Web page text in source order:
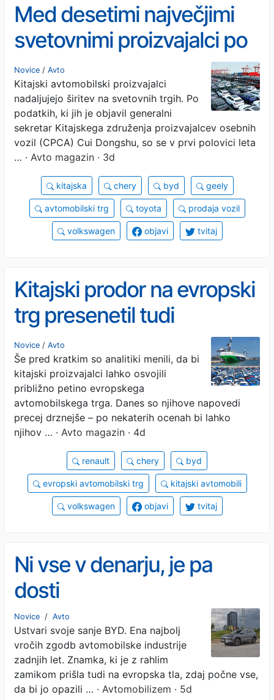
Med desetimi največjimi
svetovnimi proizvajalci po
novem kar tri kitajske
znamke. Kakšna pa je širša
slika?
Novice / Avto
Kitajski avtomobilski proizvajalci
nadaljujejo širitev na svetovnih trgih. Po
podatkih, ki jih je objavil generalni
sekretar Kitajskega združenja proizvajalcev osebnih
vozil (CPCA) Cui Dongshu, so se v prvi polovici leta
… · Avto magazin · 3d
kitajska chery byd geely
avtomobilski trg toyota prodaja vozil
volkswagen objavi tvitaj
Kitajski prodor na evropski
trg presenetil tudi
strokovnjake. To so nove
napovedi za prihodnost
Novice / Avto
Še pred kratkim so analitiki menili, da bi
kitajski proizvajalci lahko osvojili
približno petino evropskega
avtomobilskega trga. Danes so njihove napovedi
precej drznejše – po nekaterih ocenah bi lahko
njihov … · Avto magazin · 4d
renault chery byd
evropski avtomobilski trg kitajski avtomobili
volkswagen objavi tvitaj
Ni vse v denarju, je pa
dosti
Novice / Avto
Ustvari svoje sanje BYD. Ena najbolj
vročih zgodb avtomobilske industrije
zadnjih let. Znamka, ki je z rahlim
zamikom prišla tudi na evropska tla, zdaj počne vse,
da bi jo opazili … · Avtomobilizem · 5d